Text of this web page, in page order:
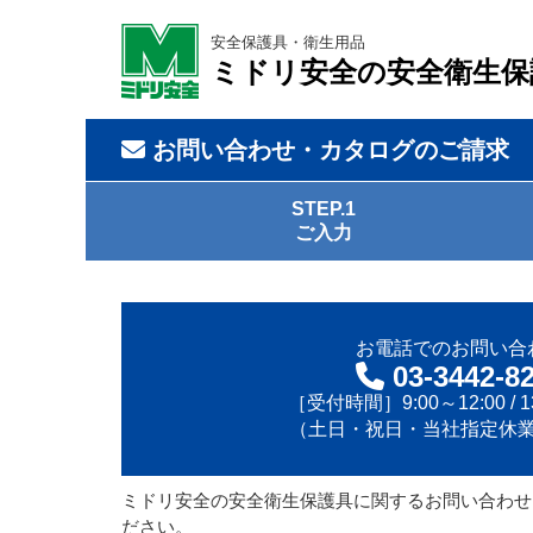
安全保護具・衛生用品
ミドリ安全の安全衛生
お問い合わせ・カタログのご請求
STEP.1
ご入力
お電話でのお問い合
03-3442-
［受付時間］9:00～12:00 /
（土日・祝日・当社指定休
ミドリ安全の安全衛生保護具に関するお問い合わ
ださい。